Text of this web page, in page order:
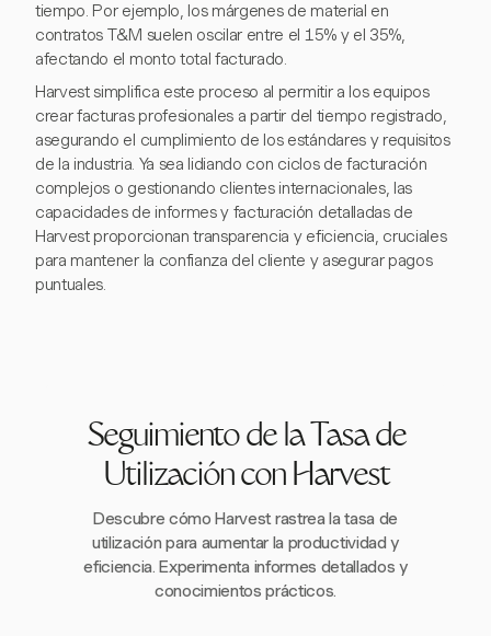
tiempo. Por ejemplo, los márgenes de material en
contratos T&M suelen oscilar entre el 15% y el 35%,
afectando el monto total facturado.
Harvest simplifica este proceso al permitir a los equipos
crear facturas profesionales a partir del tiempo registrado,
asegurando el cumplimiento de los estándares y requisitos
de la industria. Ya sea lidiando con ciclos de facturación
complejos o gestionando clientes internacionales, las
capacidades de informes y facturación detalladas de
Harvest proporcionan transparencia y eficiencia, cruciales
para mantener la confianza del cliente y asegurar pagos
puntuales.
Seguimiento de la Tasa de
Utilización con Harvest
Descubre cómo Harvest rastrea la tasa de
utilización para aumentar la productividad y
eficiencia. Experimenta informes detallados y
conocimientos prácticos.